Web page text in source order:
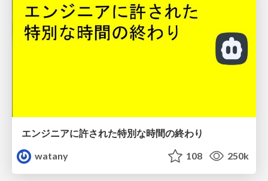
エンジニアに許された特別な時間の終わり
watany
108 250k